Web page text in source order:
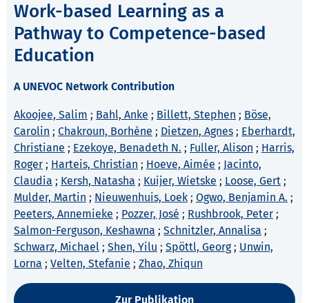
Work-based Learning as a
Pathway to Competence-based
Education
A UNEVOC Network Contribution
Akoojee, Salim ; Bahl, Anke ; Billett, Stephen ; Böse,
Carolin ; Chakroun, Borhène ; Dietzen, Agnes ; Eberhardt,
Christiane ; Ezekoye, Benadeth N. ; Fuller, Alison ; Harris,
Roger ; Harteis, Christian ; Hoeve, Aimée ; Jacinto,
Claudia ; Kersh, Natasha ; Kuijer, Wietske ; Loose, Gert ;
Mulder, Martin ; Nieuwenhuis, Loek ; Ogwo, Benjamin A. ;
Peeters, Annemieke ; Pozzer, José ; Rushbrook, Peter ;
Salmon-Ferguson, Keshawna ; Schnitzler, Annalisa ;
Schwarz, Michael ; Shen, Yilu ; Spöttl, Georg; Unwin,
Lorna ; Velten, Stefanie ; Zhao, Zhiqun
Zur Publikation